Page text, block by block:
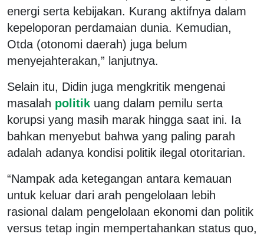
energi serta kebijakan. Kurang aktifnya dalam
kepeloporan perdamaian dunia. Kemudian,
Otda (otonomi daerah) juga belum
menyejahterakan,” lanjutnya.
Selain itu, Didin juga mengkritik mengenai
masalah politik uang dalam pemilu serta
korupsi yang masih marak hingga saat ini. Ia
bahkan menyebut bahwa yang paling parah
adalah adanya kondisi politik ilegal otoritarian.
“Nampak ada ketegangan antara kemauan
untuk keluar dari arah pengelolaan lebih
rasional dalam pengelolaan ekonomi dan politik
versus tetap ingin mempertahankan status quo,